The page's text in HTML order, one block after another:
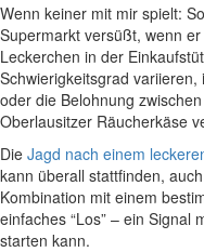
Wenn keiner mit mir spielt:
Supermarkt versüßt, wenn
Leckerchen in der
Schwierigkeitsgrad
oder die Belohnung
Oberlausitzer Räucherkäse
Die Jagd nach einem
kann überall stattfinden,
Kombination mit einem
einfaches “Los” – ein Signal
starten kann.